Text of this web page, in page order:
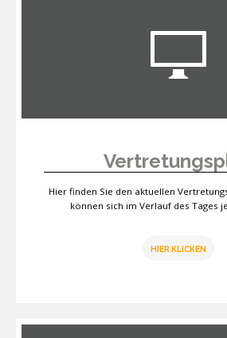
Hier finden Sie den aktuellen
können sich im Verlauf des Tages
HIER KLICKEN